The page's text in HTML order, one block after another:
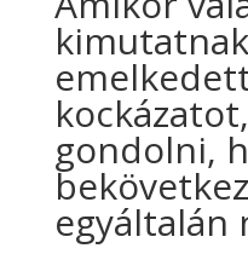
gondolni,
egyáltalán